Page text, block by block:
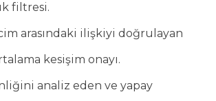
filtresi.
arasındaki ilişkiyi doğrulayan
kesişim onayı.
analiz eden ve yapay